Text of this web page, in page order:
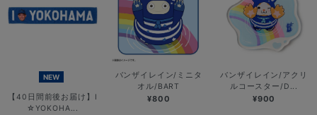
NEW
【40日間前後お届け】I
☆YOKOHA...
バンザイレイン/ミニタ
オル/BART
¥800
バンザイレイン/アクリ
ルコースター/D...
¥900